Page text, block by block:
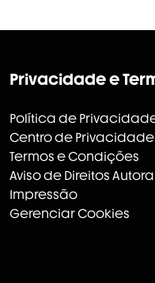
Privacidade e
Política de
Centro de Privacidade
Termos e Condições
Aviso de Direitos
Impressão
Gerenciar Cookies